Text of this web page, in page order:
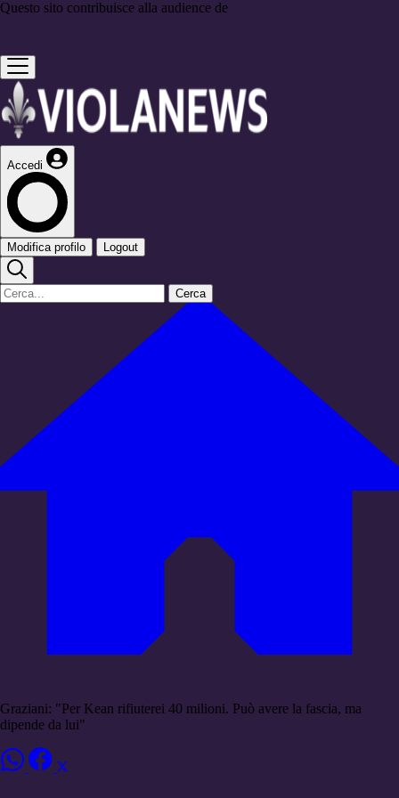
Questo sito contribuisce alla audience de
Accedi
Modifica profilo Logout
Cerca
Graziani: "Per Kean rifiuterei 40 milioni. Può avere la fascia, ma
dipende da lui"